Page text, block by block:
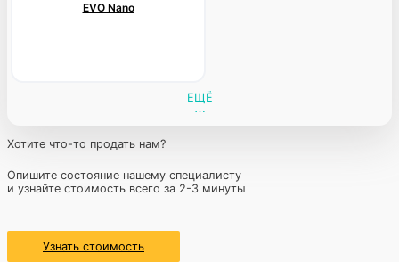
EVO Nano
ЕЩЁ
Хотите что-то продать нам?
Опишите состояние нашему специалисту
и узнайте стоимость всего за 2-3 минуты
Узнать стоимость